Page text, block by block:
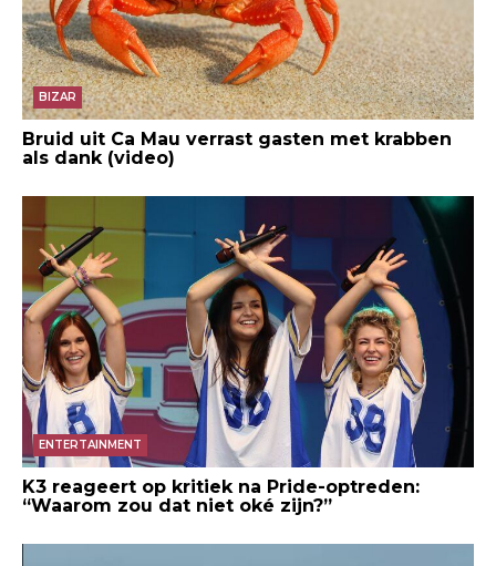
BIZAR
Bruid uit Ca Mau verrast gasten met krabben
als dank (video)
ENTERTAINMENT
K3 reageert op kritiek na Pride-optreden:
“Waarom zou dat niet oké zijn?”